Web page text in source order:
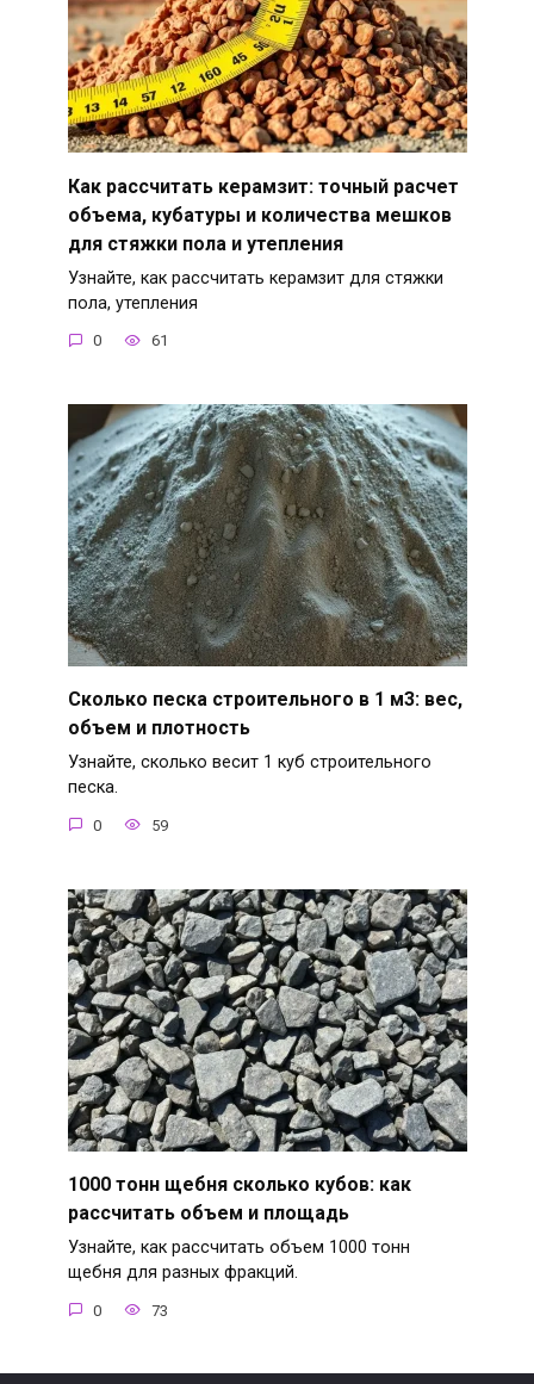
Как рассчитать керамзит: точный расчет
объема, кубатуры и количества мешков
для стяжки пола и утепления
Узнайте, как рассчитать керамзит для стяжки
пола, утепления
0 61
Сколько песка строительного в 1 м3: вес,
объем и плотность
Узнайте, сколько весит 1 куб строительного
песка.
0 59
1000 тонн щебня сколько кубов: как
рассчитать объем и площадь
Узнайте, как рассчитать объем 1000 тонн
щебня для разных фракций.
0 73